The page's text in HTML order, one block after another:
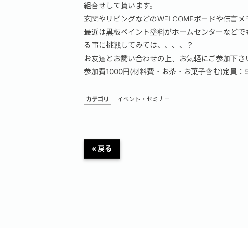
組合せして貰います。
玄関やリビングなどのWELCOMEボードや伝言メ
最近は黒板ペイント塗料がホームセンターなど
る事に挑戦してみては、、、、？
お友達とお誘い合わせの上、お気軽にご参加下さ
参加費1000円(材料費・お茶・お菓子含む)定員：
カテゴリ イベント・セミナー
« 戻る